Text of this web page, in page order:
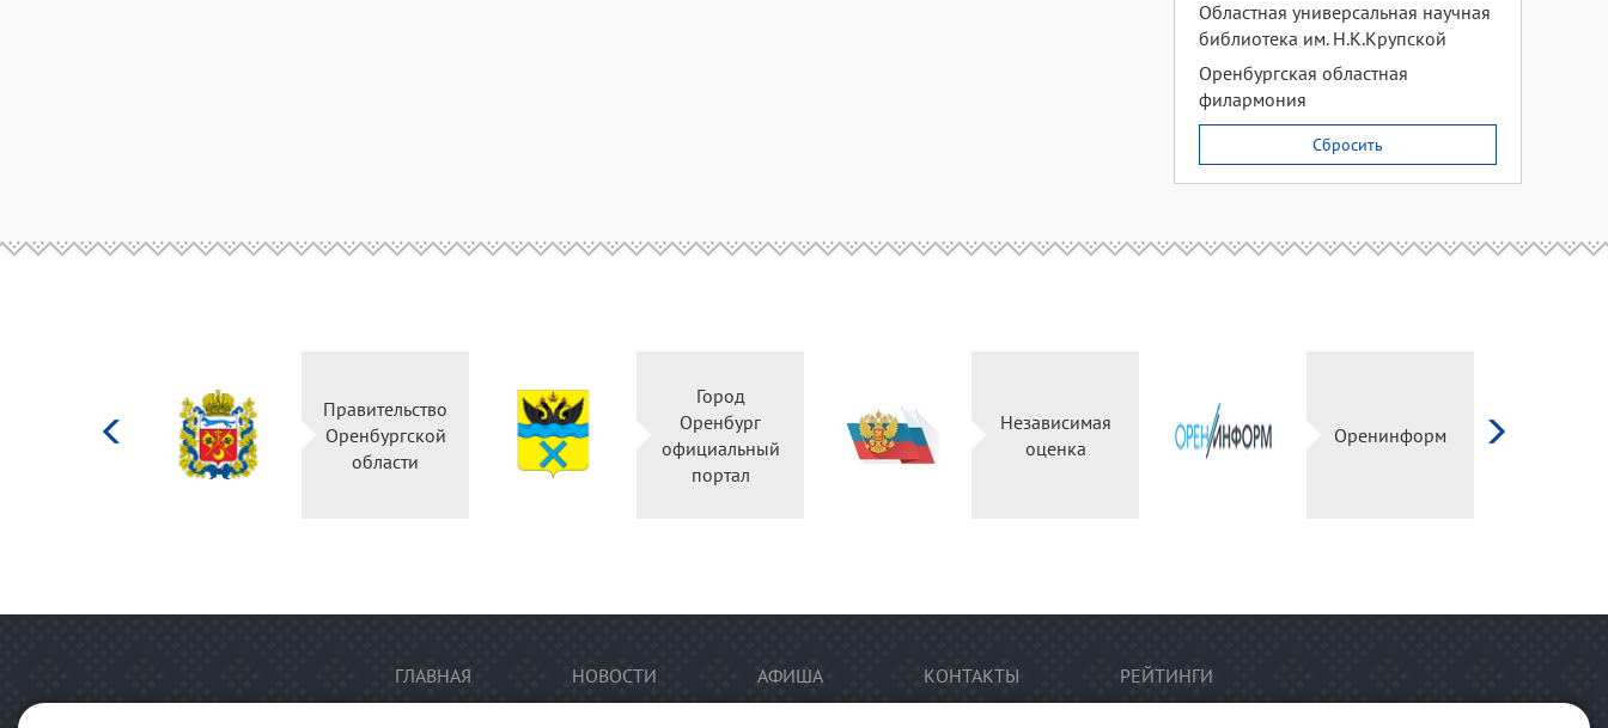
Областная универсальная научная
библиотека им. Н.К.Крупской
Оренбургская областная
филармония
Сбросить
Правительство
Оренбургской
области
Город
Оренбург
официальный
портал
Независимая
оценка
Оренинформ
ГЛАВНАЯ НОВОСТИ АФИША КОНТАКТЫ РЕЙТИНГИ